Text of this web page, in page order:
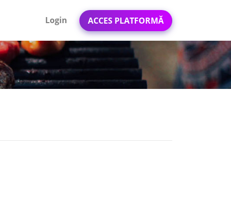
Login ACCES PLATFORMĂ